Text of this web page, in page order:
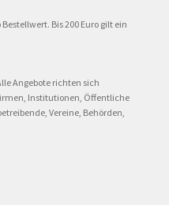
Bis 200 Euro gilt ein
Angebote richten sich
Institutionen, Öffentliche
Vereine, Behörden,